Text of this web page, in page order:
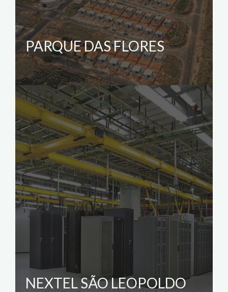
PARQUE DAS FLORES
NEXTEL SÃO LEOPOLDO